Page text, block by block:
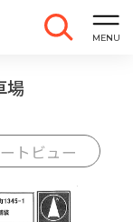
場
トビュー